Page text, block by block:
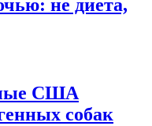
не диета,
США
собак